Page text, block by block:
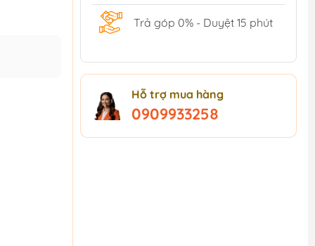
Trả góp 0% - Duyệt 15 phút
Hỗ trợ mua hàng
0909933258